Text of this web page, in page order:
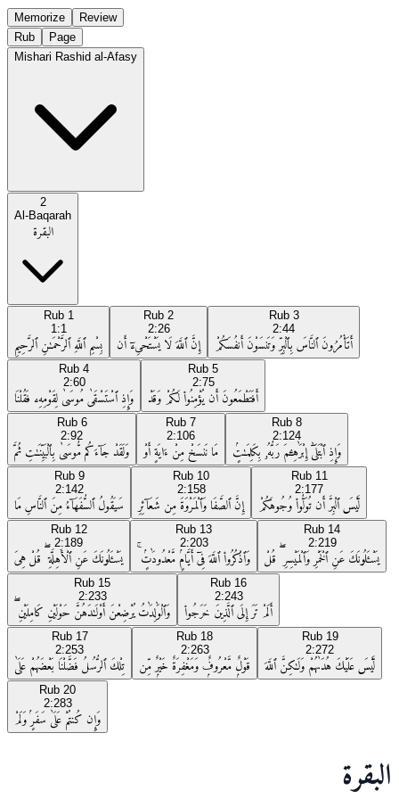
Memorize
Review
Rub
Page
Mishari Rashid al-Afasy
2
Al-Baqarah
البقرة
Rub 1
1:1
بِسْمِ ٱللَّهِ ٱلرَّحْمَـٰنِ ٱلرَّحِيمِ
Rub 2
2:26
إِنَّ ٱللَّهَ لَا يَسْتَحْىِۦٓ أَن
Rub 3
2:44
أَتَأْمُرُونَ ٱلنَّاسَ بِٱلْبِرِّ وَتَنسَوْنَ أَنفُسَكُمْ
Rub 4
2:60
وَإِذِ ٱسْتَسْقَىٰ مُوسَىٰ لِقَوْمِهِۦ فَقُلْنَا
Rub 5
2:75
أَفَتَطْمَعُونَ أَن يُؤْمِنُوا۟ لَكُمْ وَقَدْ
Rub 6
2:92
وَلَقَدْ جَآءَكُم مُّوسَىٰ بِٱلْبَيِّنَـٰتِ ثُمَّ
Rub 7
2:106
مَا نَنسَخْ مِنْ ءَايَةٍ أَوْ
Rub 8
2:124
وَإِذِ ٱبْتَلَىٰٓ إِبْرَٰهِـۧمَ رَبُّهُۥ بِكَلِمَـٰتٍۢ
Rub 9
2:142
سَيَقُولُ ٱلسُّفَهَآءُ مِنَ ٱلنَّاسِ مَا
Rub 10
2:158
إِنَّ ٱلصَّفَا وَٱلْمَرْوَةَ مِن شَعَآئِرِ
Rub 11
2:177
لَّيْسَ ٱلْبِرَّ أَن تُوَلُّوا۟ وُجُوهَكُمْ
Rub 12
2:189
يَسْـَٔلُونَكَ عَنِ ٱلْأَهِلَّةِ ۖ قُلْ هِىَ
Rub 13
2:203
وَٱذْكُرُوا۟ ٱللَّهَ فِىٓ أَيَّامٍۢ مَّعْدُودَٰتٍۢ ۚ
Rub 14
2:219
يَسْـَٔلُونَكَ عَنِ ٱلْخَمْرِ وَٱلْمَيْسِرِ ۖ قُلْ
Rub 15
2:233
وَٱلْوَٰلِدَٰتُ يُرْضِعْنَ أَوْلَـٰدَهُنَّ حَوْلَيْنِ كَامِلَيْنِ ۖ
Rub 16
2:243
أَلَمْ تَرَ إِلَى ٱلَّذِينَ خَرَجُوا۟
Rub 17
2:253
تِلْكَ ٱلرُّسُلُ فَضَّلْنَا بَعْضَهُمْ عَلَىٰ
Rub 18
2:263
قَوْلٌۭ مَّعْرُوفٌۭ وَمَغْفِرَةٌ خَيْرٌۭ مِّن
Rub 19
2:272
لَّيْسَ عَلَيْكَ هُدَىٰهُمْ وَلَـٰكِنَّ ٱللَّهَ
Rub 20
2:283
وَإِن كُنتُمْ عَلَىٰ سَفَرٍۢ وَلَمْ
البقرة